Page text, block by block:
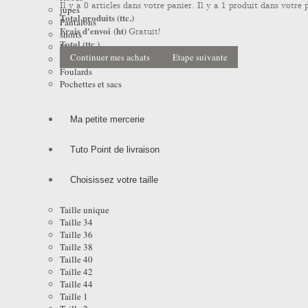
Il y a 0 articles dans votre panier. Il y a 1 produit dans votre
Total produits (ttc.)
Frais d'envoi (ht)Gratuit!
Total (ttc.)
Continuer mes achats Etape suivante
jupes
Pantalons
shorts
Vestes
Manteaux et Impers
Foulards
Pochettes et sacs
Ma petite mercerie
Tuto Point de livraison
Choisissez votre taille
Taille unique
Taille 34
Taille 36
Taille 38
Taille 40
Taille 42
Taille 44
Taille 1